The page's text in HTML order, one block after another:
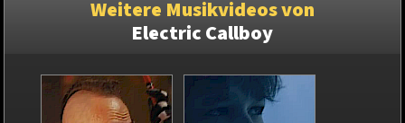
Weitere Musikvideos von
Electric Callboy